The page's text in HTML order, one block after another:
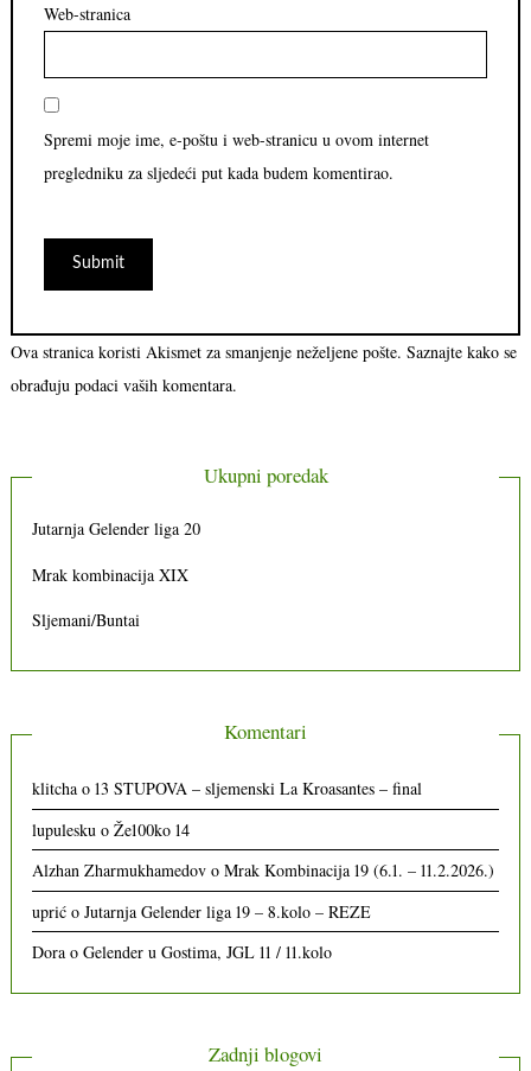
Web-stranica
Spremi moje ime, e-poštu i web-stranicu u ovom internet
pregledniku za sljedeći put kada budem komentirao.
Ova stranica koristi Akismet za smanjenje neželjene pošte. Saznajte kako se
obrađuju podaci vaših komentara.
Ukupni poredak
Jutarnja Gelender liga 20
Mrak kombinacija XIX
Sljemani/Buntai
Komentari
klitcha o13 STUPOVA – sljemenski La Kroasantes – final
lupulesku oŽe100ko 14
Alzhan Zharmukhamedov oMrak Kombinacija 19 (6.1. – 11.2.2026.)
uprić oJutarnja Gelender liga 19 – 8.kolo – REZE
Dora oGelender u Gostima, JGL 11 / 11.kolo
Zadnji blogovi